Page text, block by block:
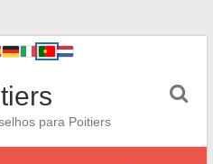
para Poitiers